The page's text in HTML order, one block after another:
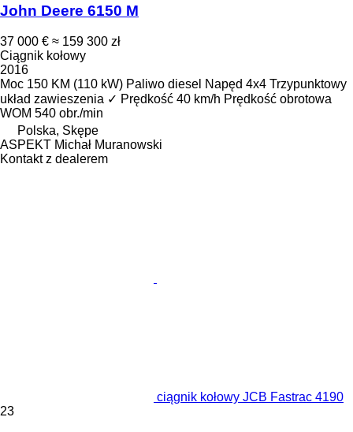
John Deere 6150 M
37 000 € ≈ 159 300 zł
Ciągnik kołowy
2016
Moc 150 KM (110 kW) Paliwo diesel Napęd 4x4 Trzypunktowy
układ zawieszenia ✓ Prędkość 40 km/h Prędkość obrotowa
WOM 540 obr./min
Polska, Skępe
ASPEKT Michał Muranowski
Kontakt z dealerem
ciągnik kołowy JCB Fastrac 4190
23